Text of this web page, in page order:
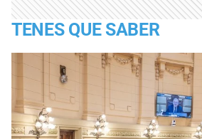
TENES QUE SABER